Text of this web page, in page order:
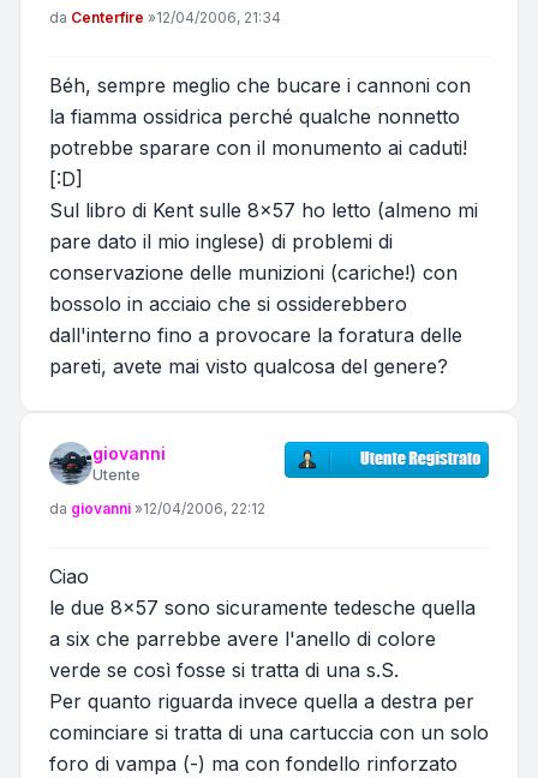
Messaggio
da Centerfire »12/04/2006, 21:34
Béh, sempre meglio che bucare i cannoni con
la fiamma ossidrica perché qualche nonnetto
potrebbe sparare con il monumento ai caduti!
[:D]
Sul libro di Kent sulle 8x57 ho letto (almeno mi
pare dato il mio inglese) di problemi di
conservazione delle munizioni (cariche!) con
bossolo in acciaio che si ossiderebbero
dall'interno fino a provocare la foratura delle
pareti, avete mai visto qualcosa del genere?
giovanni
Utente
Messaggio
da giovanni »12/04/2006, 22:12
Ciao
le due 8x57 sono sicuramente tedesche quella
a six che parrebbe avere l'anello di colore
verde se così fosse si tratta di una s.S.
Per quanto riguarda invece quella a destra per
cominciare si tratta di una cartuccia con un solo
foro di vampa (-) ma con fondello rinforzato